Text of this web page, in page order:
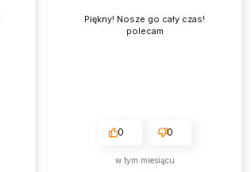
Piękny! Nosze go cały czas!
polecam
0 0
w tym miesiącu